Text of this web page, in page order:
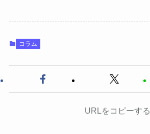
コラム
URLをコピーする